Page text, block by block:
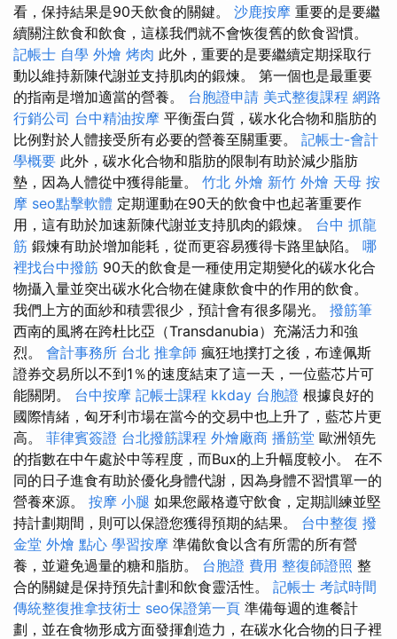
看，保持結果是90天飲食的關鍵。 沙鹿按摩 重要的是要繼
續關注飲食和飲食，這樣我們就不會恢復舊的飲食習慣。
記帳士 自學 外燴 烤肉 此外，重要的是要繼續定期採取行
動以維持新陳代謝並支持肌肉的鍛煉。 第一個也是最重要
的指南是增加適當的營養。 台胞證申請 美式整復課程 網路
行銷公司 台中精油按摩 平衡蛋白質，碳水化合物和脂肪的
比例對於人體接受所有必要的營養至關重要。 記帳士-會計
學概要 此外，碳水化合物和脂肪的限制有助於減少脂肪
墊，因為人體從中獲得能量。 竹北 外燴 新竹 外燴 天母 按
摩 seo點擊軟體 定期運動在90天的飲食中也起著重要作
用，這有助於加速新陳代謝並支持肌肉的鍛煉。 台中 抓龍
筋 鍛煉有助於增加能耗，從而更容易獲得卡路里缺陷。 哪
裡找台中撥筋 90天的飲食是一種使用定期變化的碳水化合
物攝入量並突出碳水化合物在健康飲食中的作用的飲食。
我們上方的面紗和積雲很少，預計會有很多陽光。 撥筋筆
西南的風將在跨杜比亞（Transdanubia）充滿活力和強
烈。 會計事務所 台北 推拿師 瘋狂地撲打之後，布達佩斯
證券交易所以不到1％的速度結束了這一天，一位藍芯片可
能關閉。 台中按摩 記帳士課程 kkday 台胞證 根據良好的
國際情緒，匈牙利市場在當今的交易中也上升了，藍芯片更
高。 菲律賓簽證 台北撥筋課程 外燴廠商 播筋堂 歐洲領先
的指數在中午處於中等程度，而Bux的上升幅度較小。 在不
同的日子進食有助於優化身體代謝，因為身體不習慣單一的
營養來源。 按摩 小腿 如果您嚴格遵守飲食，定期訓練並堅
持計劃期間，則可以保證您獲得預期的結果。 台中整復 撥
金堂 外燴 點心 學習按摩 準備飲食以含有所需的所有營
養，並避免過量的糖和脂肪。 台胞證 費用 整復師證照 整
合的關鍵是保持預先計劃和飲食靈活性。 記帳士 考試時間
傳統整復推拿技術士 seo保證第一頁 準備每週的進餐計
劃，並在食物形成方面發揮創造力，在碳水化合物的日子裡